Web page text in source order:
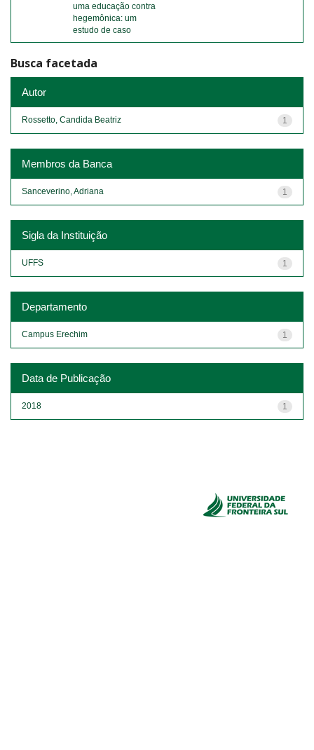
uma educação contra
hegemônica: um
estudo de caso
Busca facetada
Autor
1
Rossetto, Candida Beatriz
Membros da Banca
1
Sanceverino, Adriana
Sigla da Instituição
1
UFFS
Departamento
1
Campus Erechim
Data de Publicação
1
2018